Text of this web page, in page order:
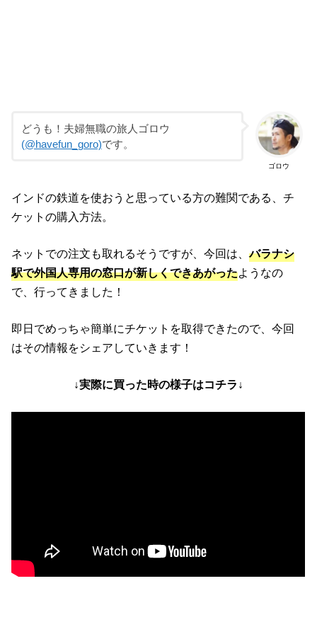
ゴロウ
どうも！夫婦無職の旅人ゴロウ
(@havefun_goro)です。
インドの鉄道を使おうと思っている方の難関である、チ
ケットの購入方法。
ネットでの注文も取れるそうですが、今回は、バラナシ
駅で外国人専用の窓口が新しくできあがったようなの
で、行ってきました！
即日でめっちゃ簡単にチケットを取得できたので、今回
はその情報をシェアしていきます！
↓実際に買った時の様子はコチラ↓